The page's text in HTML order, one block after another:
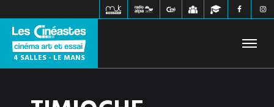
4 SALLES - LE MANS
FILMS À L'AFFICHE PROCHAINEMENT